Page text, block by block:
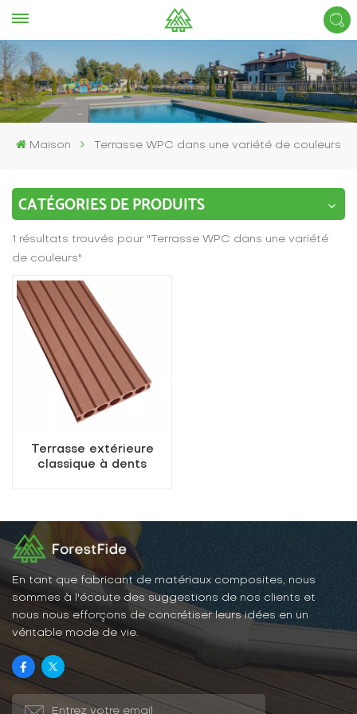
Maison Terrasse WPC dans une variété de couleurs
CATÉGORIES DE PRODUITS
1 résultats trouvés pour "Terrasse WPC dans une variété
de couleurs"
Terrasse extérieure
classique à dents
En tant que fabricant de matériaux composites, nous
sommes à l'écoute des suggestions de nos clients et
nous nous efforçons de concrétiser leurs idées en un
véritable mode de vie.